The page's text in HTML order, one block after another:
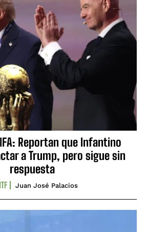
Reportan que Infantino
a Trump, pero sigue sin
respuesta
Juan José Palacios